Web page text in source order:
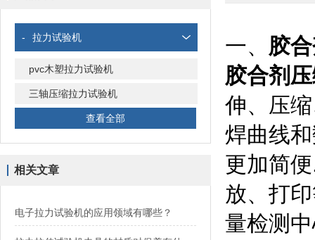
- 拉力试验机
pvc木塑拉力试验机
三轴压缩拉力试验机
查看全部
相关文章
电子拉力试验机的应用领域有哪些？
一、 胶
胶合剂
伸、压
焊曲线
更加简
放、打
量检测